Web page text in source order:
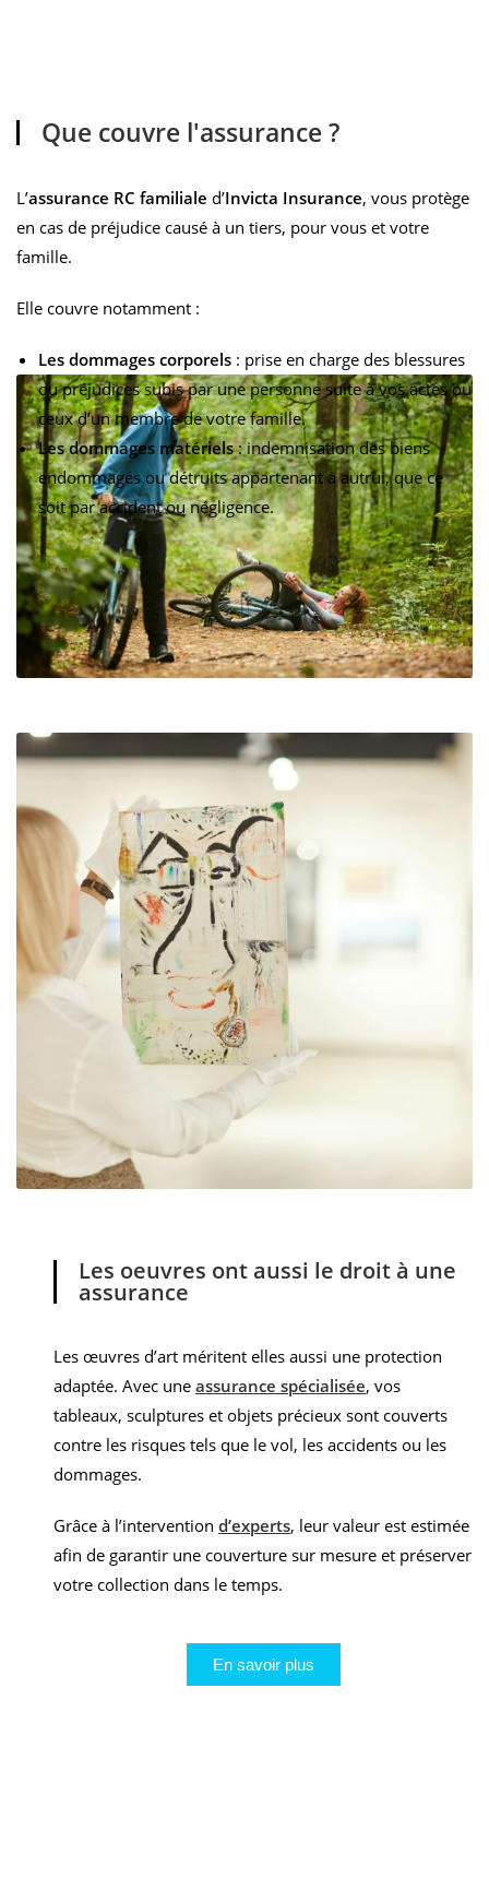
Que couvre l'assurance ?
L’assurance RC familiale d’Invicta Insurance, vous protège
en cas de préjudice causé à un tiers, pour vous et votre
famille.
Elle couvre notamment :
Les dommages corporels : prise en charge des blessures
ou préjudices subis par une personne suite à vos actes ou
ceux d’un membre de votre famille.
Les dommages matériels: indemnisation des biens
endommagés ou détruits appartenant à autrui, que ce
soit par accident ou négligence.
Les oeuvres ont aussi le droit à une
assurance
Les œuvres d’art méritent elles aussi une protection
adaptée. Avec une assurance spécialisée, vos
tableaux, sculptures et objets précieux sont couverts
contre les risques tels que le vol, les accidents ou les
dommages.
Grâce à l’intervention d’experts, leur valeur est estimée
afin de garantir une couverture sur mesure et préserver
votre collection dans le temps.
En savoir plus